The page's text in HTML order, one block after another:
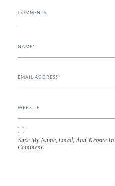
Save My Name, Email, And Website
Comment.